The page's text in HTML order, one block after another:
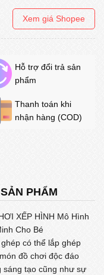
Xem giá Shopee
Hỗ trợ đổi trả sản
phẩm
Thanh toán khi
nhận hàng (COD)
PHẨM
XẾP HÌNH Mô Hình
Cho Bé
có thể lắp ghép
đồ chơi độc đáo
tạo cũng như sự